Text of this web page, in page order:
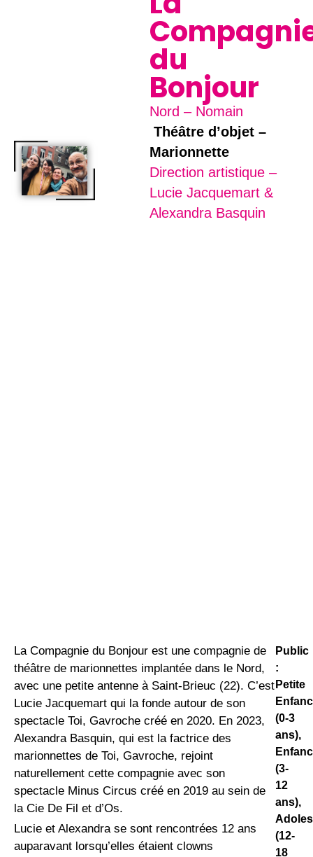
du
Bonjour
Nord – Nomain
Théâtre d’objet –
Marionnette
Direction artistique –
Lucie Jacquemart &
Alexandra Basquin
La Compagnie du Bonjour est une compagnie de
théâtre de marionnettes implantée dans le Nord,
avec une petite antenne à Saint-Brieuc (22). C’est
Lucie Jacquemart qui la fonde autour de son
spectacle Toi, Gavroche créé en 2020. En 2023,
Alexandra Basquin, qui est la factrice des
marionnettes de Toi, Gavroche, rejoint
naturellement cette compagnie avec son
spectacle Minus Circus créé en 2019 au sein de
la Cie De Fil et d’Os.
Lucie et Alexandra se sont rencontrées 12 ans
auparavant lorsqu’elles étaient clowns
Public
:
Petite
(0-3
ans),
(3-
12
ans),
(12-
18